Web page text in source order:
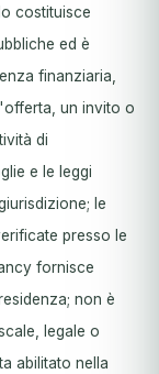
costituisce
ed è
finanziaria,
un invito o
di
e le leggi
le
presso le
fornisce
non è
legale o
abilitato nella